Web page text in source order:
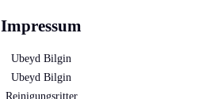
Impressum
Ubeyd Bilgin
Ubeyd Bilgin
Reinigungsritter